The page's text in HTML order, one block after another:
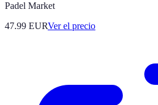
Padel Market
47.99 EURVer el precio